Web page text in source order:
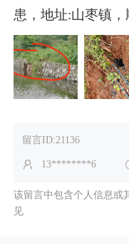
患，地址:山枣镇
留言ID:21136
13********6
该留言中包含个人信息或
见